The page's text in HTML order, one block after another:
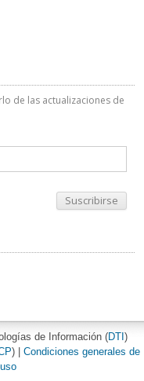
de las actualizaciones de
de Información (DTI )
) | Condiciones generales de